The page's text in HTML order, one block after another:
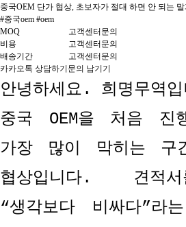
중국OEM 단가 협상, 초보자가 절대 하면 안 되는
#중국oem #oem
MOQ
고객센터문의
비용
고객센터문의
배송기간
고객센터문의
카카오톡 상담하기 문의 남기기
안녕하세요 . 희명무역
중국 OEM을 처음 진
가장 많이 막히는 구
협상입니다. 견적
“생각보다 비싸다”라